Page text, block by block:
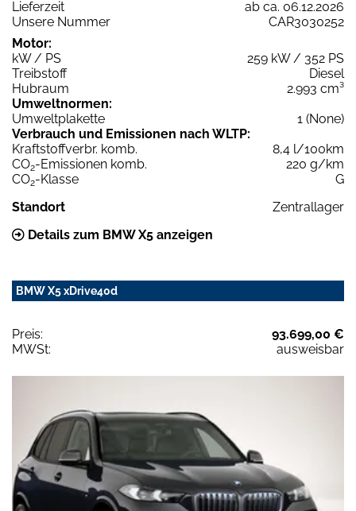
Lieferzeit
ab ca. 06.12.2026
Unsere Nummer
CAR3030252
Motor:
kW / PS
259 kW / 352 PS
Treibstoff
Diesel
Hubraum
2.993 cm³
Umweltnormen:
Umweltplakette
1 (None)
Verbrauch und Emissionen nach WLTP:
Kraftstoffverbr. komb.
8,4 l/100km
CO2-Emissionen komb.
220 g/km
CO2-Klasse
G
Standort
Zentrallager
Details zum BMW X5 anzeigen
BMW X5 xDrive40d
Preis:
93.699,00 €
MWSt:
ausweisbar